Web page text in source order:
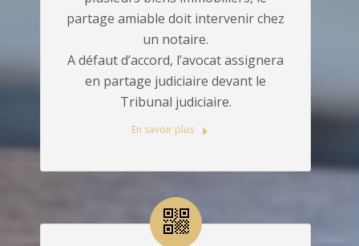
partage amiable doit intervenir chez
un notaire.
A défaut d’accord, l’avocat assignera
en partage judiciaire devant le
Tribunal judiciaire.
En savoir plus